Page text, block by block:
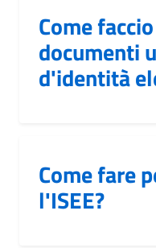
Come
documenti
d'identità
Come fare
l'ISEE?